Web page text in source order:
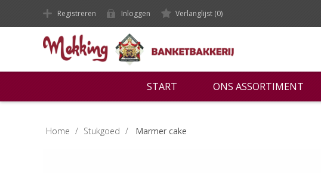
Registreren Inloggen Verlanglijst (0)
START ONS ASSORTIMENT
Home / Stukgoed / Marmer cake